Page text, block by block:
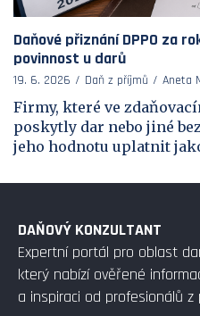
Daňové přiznání DPPO za
povinnost u darů
19. 6. 2026 Daň z příjmů Aneta
Firmy, které ve
poskytly dar nebo jiné
jeho hodnotu uplatnit
DAŇOVÝ KONZULTANT
Expertní portál pro oblast
který nabízí ověřené
a inspiraci od profesionálů z